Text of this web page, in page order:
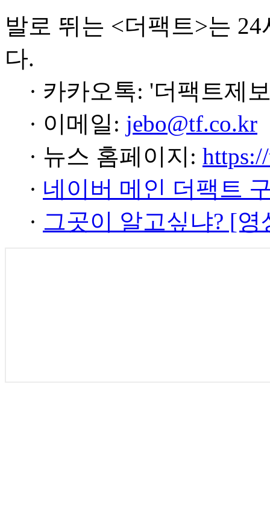
발로 뛰는 <더팩트>는
다.
· 카카오톡: '더팩트제
· 이메일: jebo@tf.co.kr
· 뉴스 홈페이지:
· 네이버 메인 더팩트
· 그곳이 알고싶냐? [